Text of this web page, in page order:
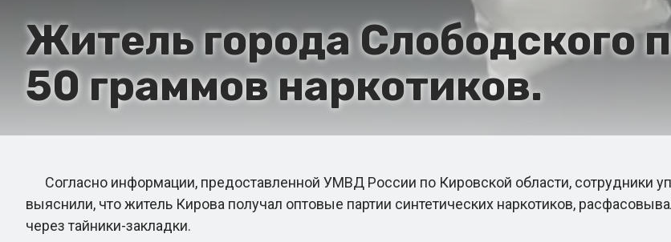
Житель города Слободского
50 граммов наркотиков.
Согласно информации, предоставленной УМВД России по Кировской области, сотрудники
выяснили, что житель Кирова получал оптовые партии синтетических наркотиков,
через тайники-закладки.